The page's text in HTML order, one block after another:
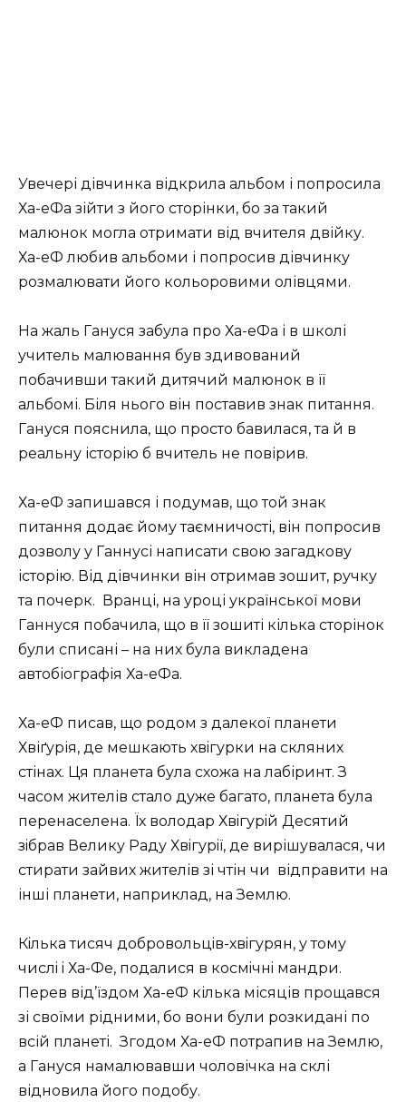
Увечері дівчинка відкрила альбом і попросила
Ха-еФа зійти з його сторінки, бо за такий
малюнок могла отримати від вчителя двійку.
Ха-еФ любив альбоми і попросив дівчинку
розмалювати його кольоровими олівцями.
На жаль Гануся забула про Ха-еФа і в школі
учитель малювання був здивований
побачивши такий дитячий малюнок в її
альбомі. Біля нього він поставив знак питання.
Гануся пояснила, що просто бавилася, та й в
реальну історію б вчитель не повірив.
Ха-еФ запишався і подумав, що той знак
питання додає йому таємничості, він попросив
дозволу у Ганнусі написати свою загадкову
історію. Від дівчинки він отримав зошит, ручку
та почерк. Вранці, на уроці української мови
Ганнуся побачила, що в її зошиті кілька сторінок
були списані – на них була викладена
автобіографія Ха-еФа.
Ха-еФ писав, що родом з далекої планети
Хвіґурія, де мешкають хвiгурки на скляних
стінах. Ця планета була схожа на лабіринт. З
часом жителів стало дуже багато, планета була
перенаселена. Їх володар Хвiгурiй Десятий
зiбрав Велику Раду Хвiгурiï, де вирішувалася, чи
стирати зайвих жителів зі чтін чи відправити на
інші планети, наприклад, на Землю.
Кiлька тисяч добровольцiв-хвiгурян, у тому
числi i Ха-Фе, подалися в космiчнi мандри.
Перев від’їздом Ха-еФ кілька місяців прощався
зі своїми рідними, бо вони були розкидані по
всій планеті. Згодом Ха-еФ потрапив на Землю,
а Гануся намалювавши чоловічка на склі
відновила його подобу.